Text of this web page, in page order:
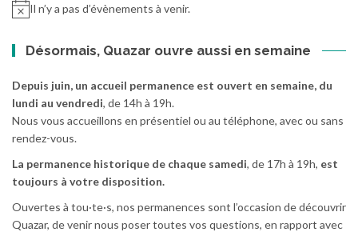
Il n’y a pas d’évènements à venir.
Désormais, Quazar ouvre aussi en semaine
Depuis juin, un accueil permanence est ouvert en semaine, du
lundi au vendredi, de 14h à 19h.
Nous vous accueillons en présentiel ou au téléphone, avec ou sans
rendez-vous.
La permanence historique de chaque samedi, de 17h à 19h, est
toujours à votre disposition.
Ouvertes à tou·te·s, nos permanences sont l’occasion de découvrir
Quazar, de venir nous poser toutes vos questions, en rapport avec